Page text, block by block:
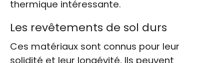
thermique intéressante.
Les revêtements de sol durs
Ces matériaux sont connus pour leur
solidité et leur longévité. Ils peuvent